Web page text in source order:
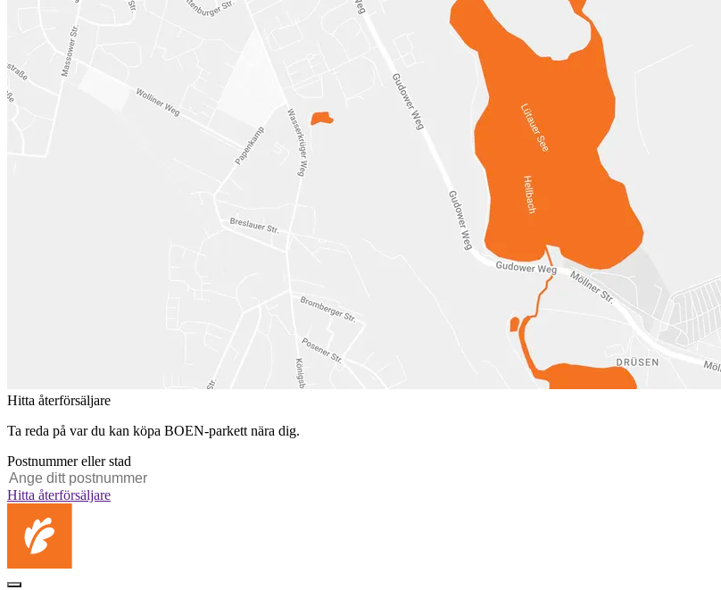
Hitta återförsäljare
Ta reda på var du kan köpa BOEN-parkett nära dig.
Postnummer eller stad
Hitta återförsäljare